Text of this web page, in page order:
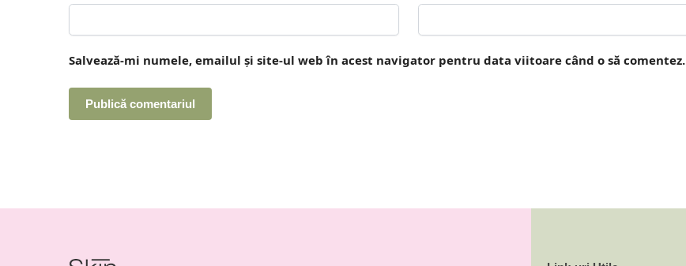
Salvează-mi numele, emailul și site-ul web în acest navigator pentru data viitoare când o să comentez.